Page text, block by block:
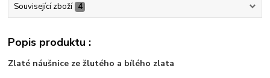
Související zboží 4
Popis produktu :
Zlaté náušnice ze žlutého a bílého zlata